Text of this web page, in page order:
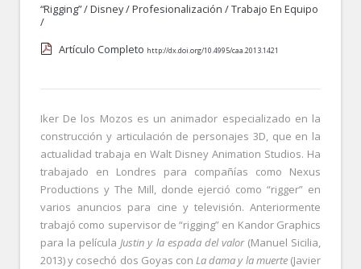
“rigging”/Disney/Profesionalización /Trabajo En Equipo
/
Artículo Completo http://dx.doi.org/10.4995/caa.2013.1421
Iker De los Mozos es un animador especializado en la
construcción y articulación de personajes 3D, que en la
actualidad trabaja en Walt Disney Animation Studios. Ha
trabajado en Londres para compañías como Nexus
Productions y The Mill, donde ejerció como “rigger” en
varios anuncios para cine y televisión. Anteriormente
trabajó como supervisor de “rigging” en Kandor Graphics
para la películaJustin y la espada del valor(Manuel Sicilia,
2013) y cosechó dos Goyas con La dama y la muerte (Javier